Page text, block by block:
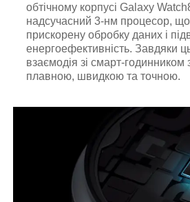
обтічному корпусі Galaxy
надсучасний 3-нм процесор, що
прискорену обробку даних і
енергоефективність. Завдяки
взаємодія зі смарт-годинником
плавною, швидкою та точною.